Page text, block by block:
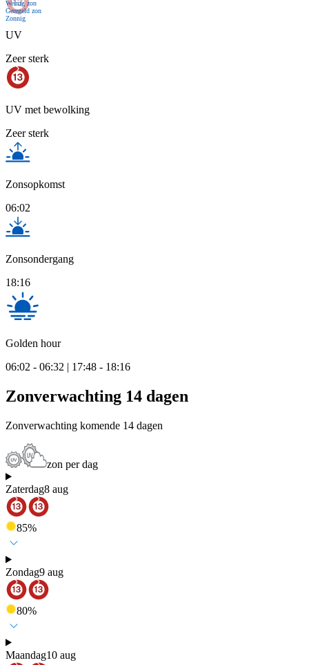
Weinig zon
Geregeld zon
Zonnig
UV
Zeer sterk
UV met bewolking
Zeer sterk
Zonsopkomst
06:02
Zonsondergang
18:16
Golden hour
06:02 - 06:32 | 17:48 - 18:16
Zonverwachting 14 dagen
Zonverwachting komende 14 dagen
zon per dag
Zaterdag8 aug
85%
Zondag9 aug
80%
Maandag10 aug